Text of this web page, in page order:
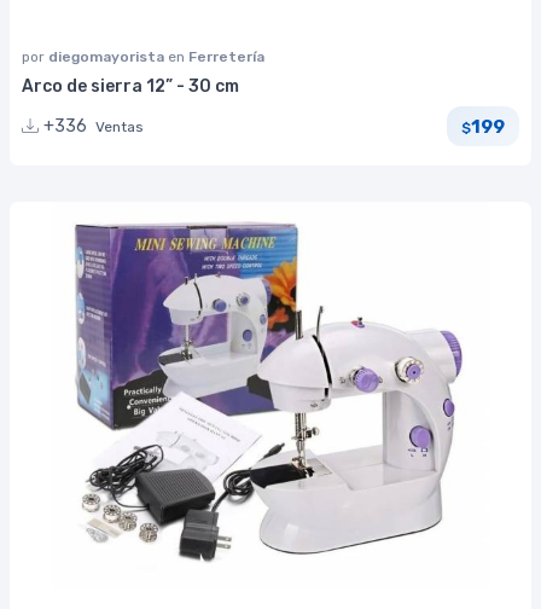
por diegomayorista en Ferretería
Arco de sierra 12” - 30 cm
+336 Ventas $199